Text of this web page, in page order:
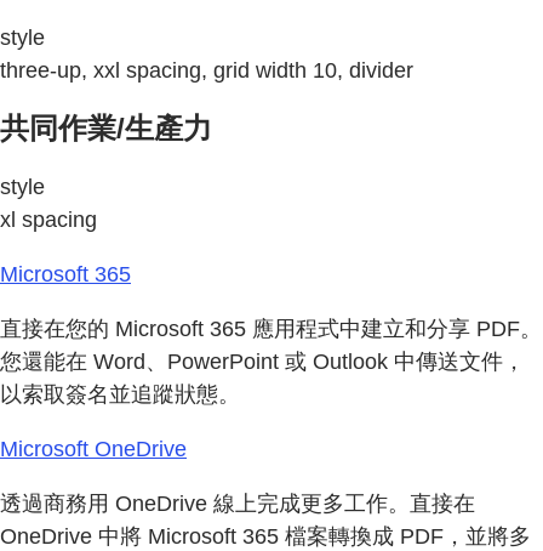
style
three-up, xxl spacing, grid width 10, divider
共同作業/生產力
style
xl spacing
Microsoft 365
直接在您的 Microsoft 365 應用程式中建立和分享 PDF。
您還能在 Word、PowerPoint 或 Outlook 中傳送文件，
以索取簽名並追蹤狀態。
Microsoft OneDrive
透過商務用 OneDrive 線上完成更多工作。直接在
OneDrive 中將 Microsoft 365 檔案轉換成 PDF，並將多